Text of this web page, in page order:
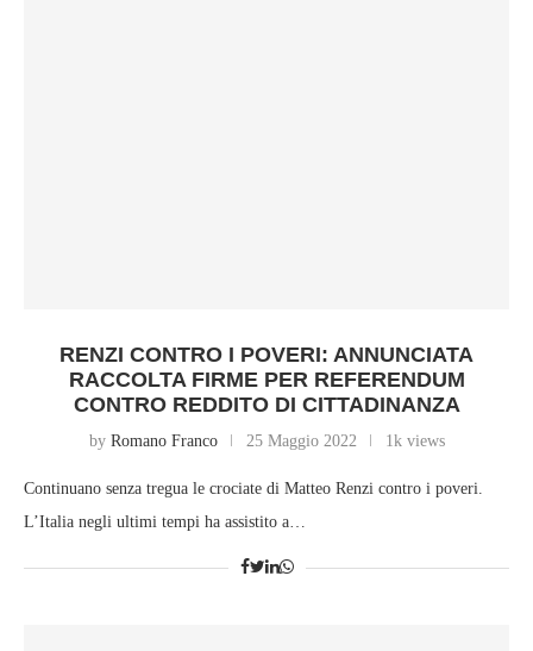
RENZI CONTRO I POVERI: ANNUNCIATA
RACCOLTA FIRME PER REFERENDUM
CONTRO REDDITO DI CITTADINANZA
by Romano Franco 25 Maggio 2022 1k views
Continuano senza tregua le crociate di Matteo Renzi contro i poveri.
L’Italia negli ultimi tempi ha assistito a…